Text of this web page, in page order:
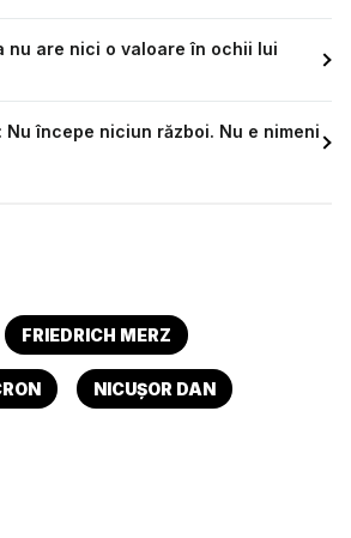
nu are nici o valoare în ochii lui
începe niciun război. Nu e nimeni
FRIEDRICH MERZ
NICUȘOR DAN